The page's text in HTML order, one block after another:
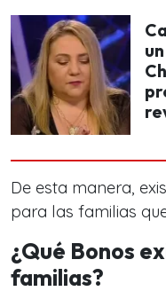
De esta manera,
para las familias
¿Qué Bonos
familias?